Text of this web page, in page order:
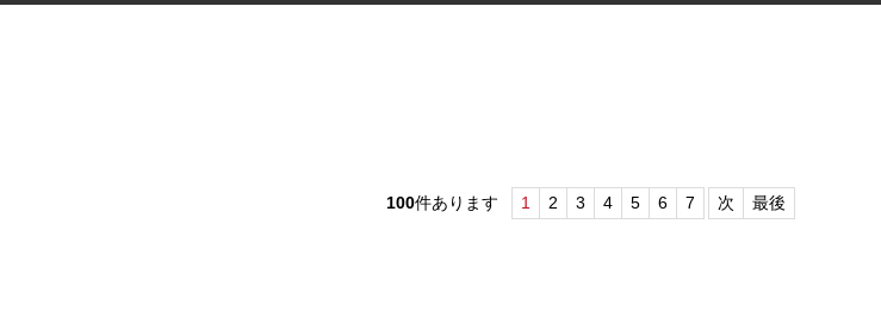
100件あります 1 2 3 4 5 6 7 次 最後